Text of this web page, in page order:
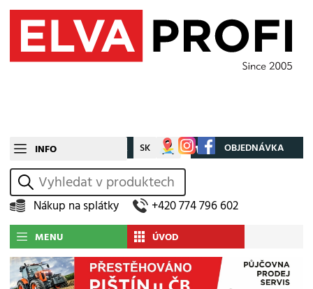
INFO CZ SK Můj účet OBJEDNÁVKA
vyhledat
Nákup na splátky +420 774 796 602
MENU ÚVOD